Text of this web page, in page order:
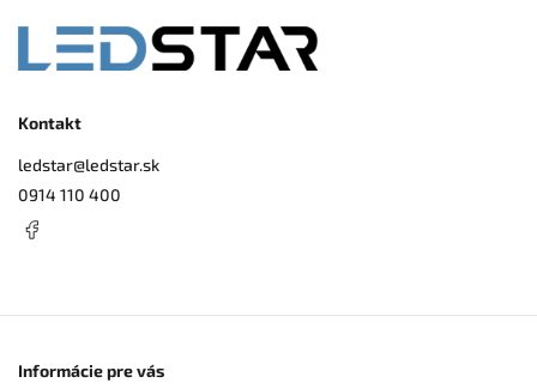
Kontakt
ledstar@ledstar.sk
0914 110 400
Informácie pre vás